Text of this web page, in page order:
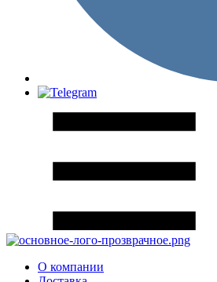
О компании